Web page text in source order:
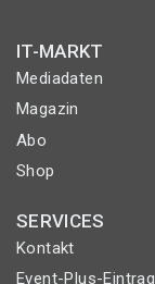
IT-MARKT
Mediadaten
Magazin
Abo
Shop
SERVICES
Kontakt
Event-Plus-Eintrag